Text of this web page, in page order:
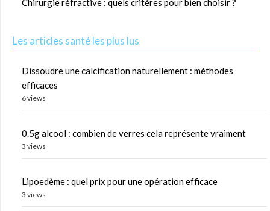
Chirurgie réfractive : quels critères pour bien choisir ?
Les articles santé les plus lus
Dissoudre une calcification naturellement : méthodes
efficaces
6 views
0.5g alcool : combien de verres cela représente vraiment
3 views
Lipoedème : quel prix pour une opération efficace
3 views